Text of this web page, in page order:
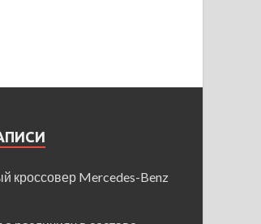
кроссовер Mercedes-Benz